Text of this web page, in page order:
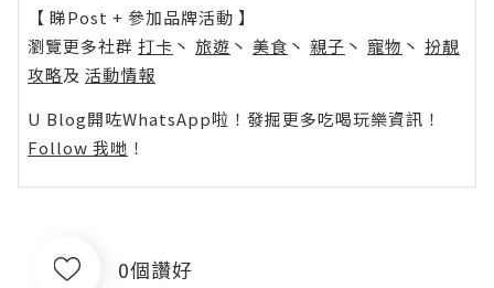
【 睇Post + 參加品牌活動 】
瀏覽更多社群 打卡 丶 旅遊 丶 美食 丶 親子 丶 寵物 丶 扮靚
攻略及 活動情報
U Blog開咗WhatsApp啦！發掘更多吃喝玩樂資訊！
Follow 我哋 ！
0個讚好